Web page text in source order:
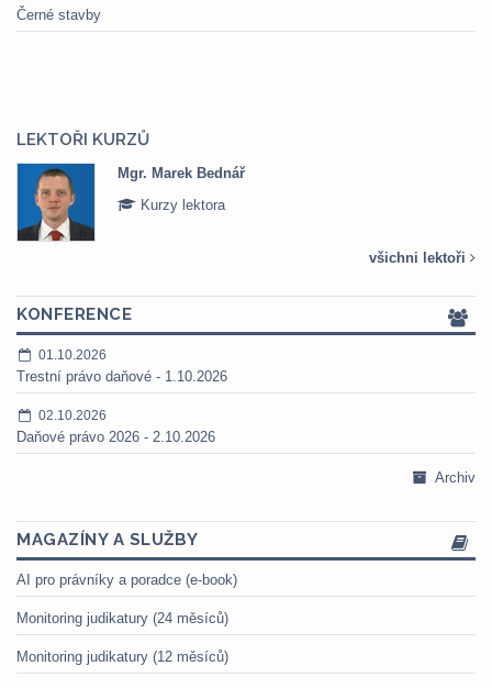
Černé stavby
LEKTOŘI KURZŮ
Mgr. Marek Bednář
Kurzy lektora
všichni lektoři
KONFERENCE
01.10.2026
Trestní právo daňové - 1.10.2026
02.10.2026
Daňové právo 2026 - 2.10.2026
Archiv
MAGAZÍNY A SLUŽBY
AI pro právníky a poradce (e-book)
Monitoring judikatury (24 měsíců)
Monitoring judikatury (12 měsíců)